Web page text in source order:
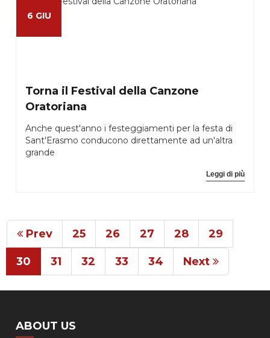
6 GIU
Torna il Festival della Canzone
Oratoriana
Anche quest'anno i festeggiamenti per la festa di
Sant'Erasmo conducono direttamente ad un'altra
grande
Leggi di più
Prev 25 26 27 28 29
30 31 32 33 34 Next
ABOUT US